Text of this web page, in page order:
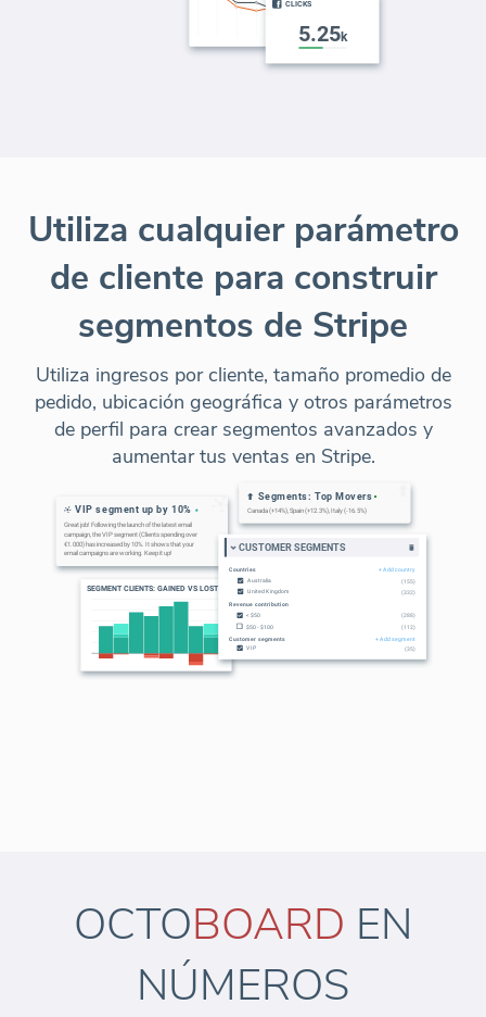
Utiliza cualquier parámetro
de cliente para construir
segmentos de Stripe
Utiliza ingresos por cliente, tamaño promedio de
pedido, ubicación geográfica y otros parámetros
de perfil para crear segmentos avanzados y
aumentar tus ventas en Stripe.
OCTOBOARD EN
NÚMEROS